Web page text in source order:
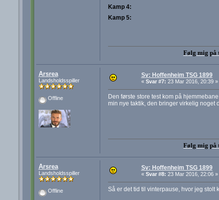
Kamp 4:
Kamp 5:
Følg mig på
Arsrea
Landsholdsspiller
Offline
Sv: Hoffenheim TSG 1899
« Svar #7: 23 Mar 2016, 20:39 »
Den første store test kom på
min nye taktik, den bringer virkelig noget
Følg mig på
Arsrea
Landsholdsspiller
Offline
Sv: Hoffenheim TSG 1899
« Svar #8: 23 Mar 2016, 22:06 »
Så er det tid til vinterpause, hvor jeg